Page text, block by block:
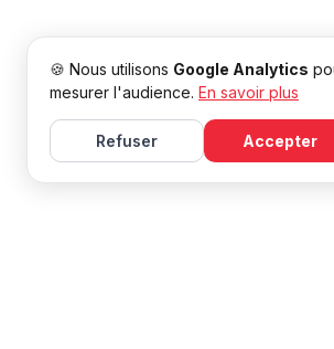
🍪 Nous utilisons Google Analytics
mesurer l'audience. En savoir plus
Refuser Accepter